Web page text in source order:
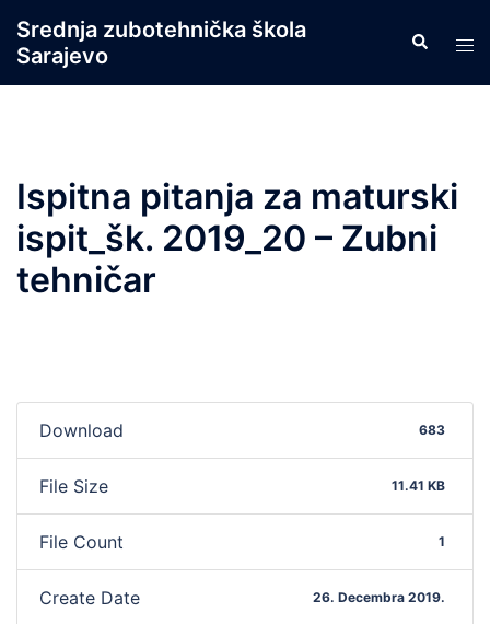
content
Srednja zubotehnička škola
Sarajevo
Search
Ispitna pitanja za maturski
ispit_šk. 2019_20 – Zubni
tehničar
Download 683
File Size 11.41 KB
File Count 1
Create Date 26. Decembra 2019.